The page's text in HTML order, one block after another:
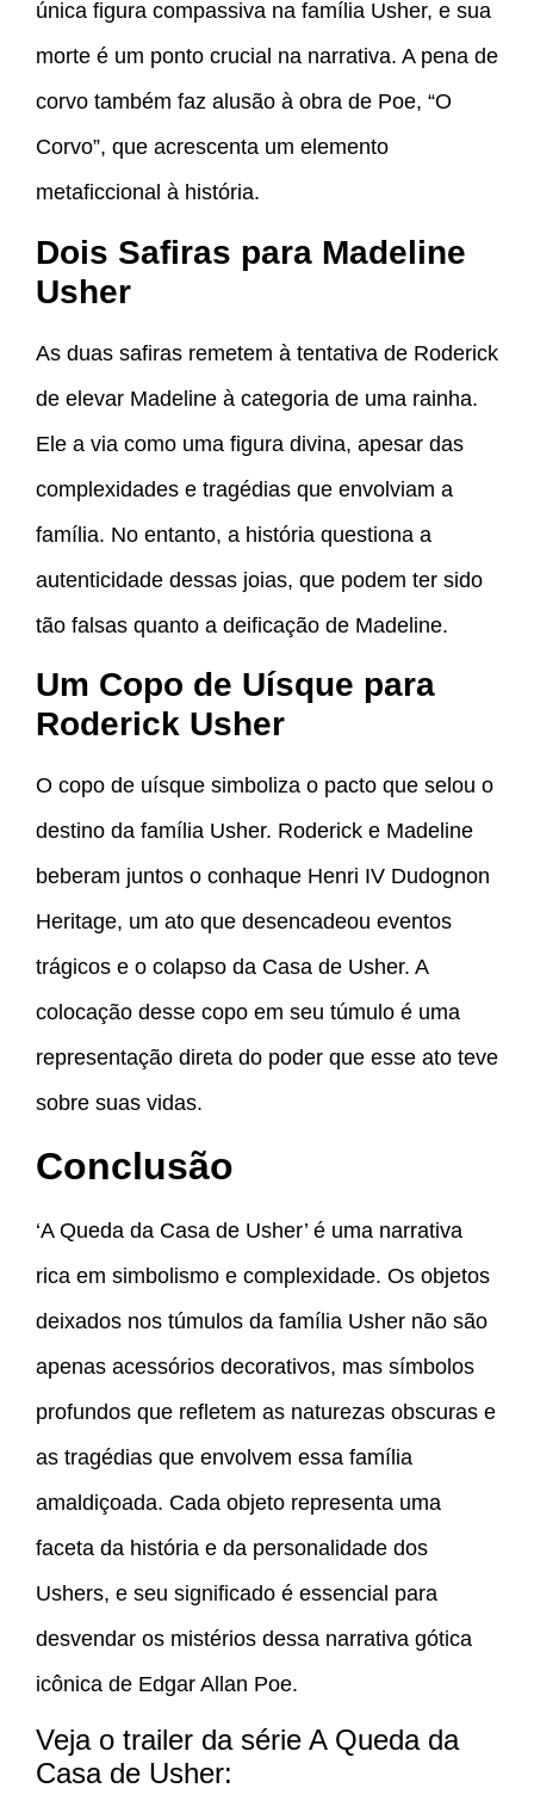
única figura compassiva na família Usher, e sua
morte é um ponto crucial na narrativa. A pena de
corvo também faz alusão à obra de Poe, “O
Corvo”, que acrescenta um elemento
metaficcional à história.
Dois Safiras para Madeline
Usher
As duas safiras remetem à tentativa de Roderick
de elevar Madeline à categoria de uma rainha.
Ele a via como uma figura divina, apesar das
complexidades e tragédias que envolviam a
família. No entanto, a história questiona a
autenticidade dessas joias, que podem ter sido
tão falsas quanto a deificação de Madeline.
Um Copo de Uísque para
Roderick Usher
O copo de uísque simboliza o pacto que selou o
destino da família Usher. Roderick e Madeline
beberam juntos o conhaque Henri IV Dudognon
Heritage, um ato que desencadeou eventos
trágicos e o colapso da Casa de Usher. A
colocação desse copo em seu túmulo é uma
representação direta do poder que esse ato teve
sobre suas vidas.
Conclusão
‘A Queda da Casa de Usher’ é uma narrativa
rica em simbolismo e complexidade. Os objetos
deixados nos túmulos da família Usher não são
apenas acessórios decorativos, mas símbolos
profundos que refletem as naturezas obscuras e
as tragédias que envolvem essa família
amaldiçoada. Cada objeto representa uma
faceta da história e da personalidade dos
Ushers, e seu significado é essencial para
desvendar os mistérios dessa narrativa gótica
icônica de Edgar Allan Poe.
Veja o trailer da série A Queda da
Casa de Usher: